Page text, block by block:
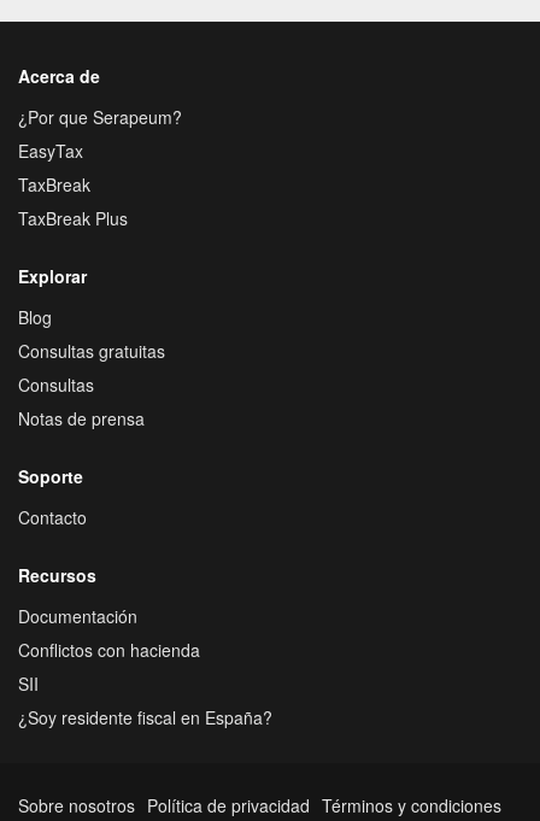
Acerca de
¿Por que Serapeum?
EasyTax
TaxBreak
TaxBreak Plus
Explorar
Blog
Consultas gratuitas
Consultas
Notas de prensa
Soporte
Contacto
Recursos
Documentación
Conflictos con hacienda
SII
¿Soy residente fiscal en España?
Sobre nosotros Política de privacidad Términos y condiciones